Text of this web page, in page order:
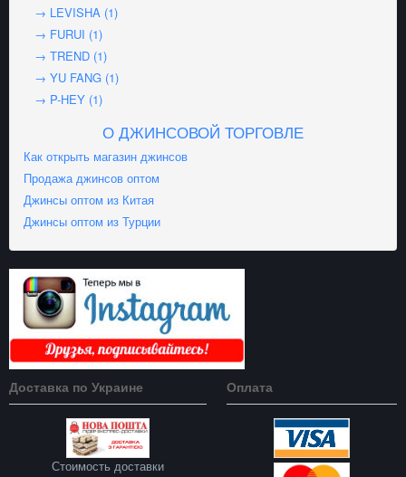
→ LEVISHA (1)
→ FURUI (1)
→ TREND (1)
→ YU FANG (1)
→ P-HEY (1)
О ДЖИНСОВОЙ ТОРГОВЛЕ
Как открыть магазин джинсов
Продажа джинсов оптом
Джинсы оптом из Китая
Джинсы оптом из Турции
Доставка по Украине
Стоимость доставки
Оплата